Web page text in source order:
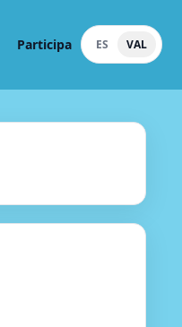
Participa ES VAL